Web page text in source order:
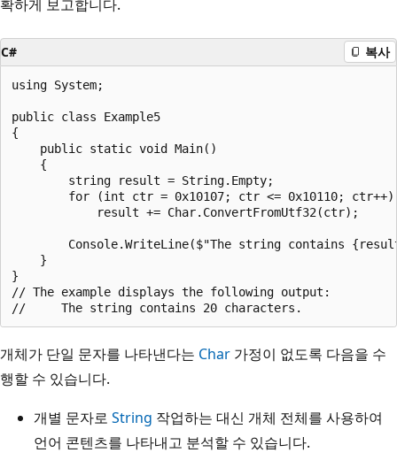
확하게 보고합니다.
C# 복사
using System;
public class Example5
{
    public static void Main()
    {
        string result = String.Empty;
for (int ctr = 0x10107; ctr <= 0x10110;
            result += Char.ConvertFromUtf32(ctr);
Console.WriteLine($"The string contains
    }
}
// The example displays the following output:
개체가 단일 문자를 나타낸다는 Char 가정이 없도록 다음을 수
행할 수 있습니다.
개별 문자로 String 작업하는 대신 개체 전체를 사용하여
언어 콘텐츠를 나타내고 분석할 수 있습니다.